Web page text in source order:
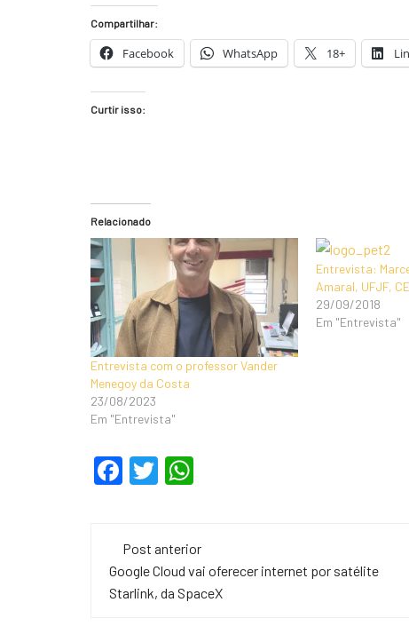
Compartilhar:
Facebook WhatsApp 18+
Curtir isso:
Relacionado
Entrevista com o professor Vander
Menegoy da Costa
23/08/2023
Em "Entrevista"
Entrevista:
Amaral, UFJF,
29/09/2018
Em "Entrevista"
F
e
b
T
er s
A
Navegação
de
Post anterior
Google Cloud vai oferecer internet por satélite
Starlink, da SpaceX